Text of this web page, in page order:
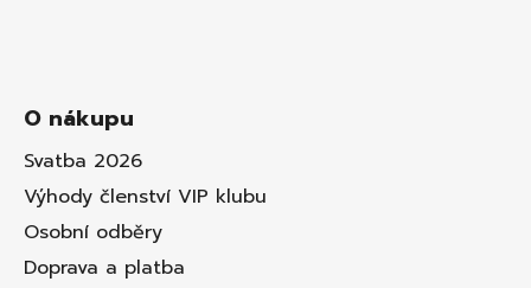
O nákupu
Svatba 2026
Výhody členství VIP klubu
Osobní odběry
Doprava a platba